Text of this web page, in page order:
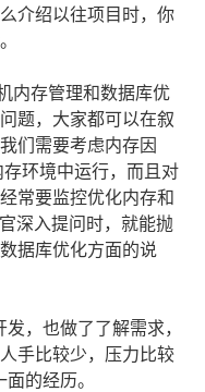
介绍以往项目时，你
内存管理和数据库优
题，大家都可以在叙
们需要考虑内存因
环境中运行，而且对
常要监控优化内存和
深入提问时，就能抛
据库优化方面的说
，也做了了解需求，
手比较少，压力比较
的经历。